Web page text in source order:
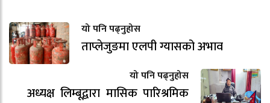
यो पनि पढ्नुहोस
ताप्लेजुङमा एलपी ग्यासको अभाव
यो पनि पढ्नुहोस
अध्यक्ष लिम्बूद्वारा मासिक पारिश्रमिक